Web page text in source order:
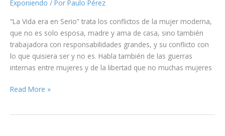
Exponiendo / Por Paulo Pérez
“La Vida era en Serio” trata los conflictos de la mujer moderna,
que no es solo esposa, madre y ama de casa, sino también
trabajadora con responsabilidades grandes, y su conflicto con
lo que quisiera ser y no es. Habla también de las guerras
internas entre mujeres y de la libertad que no muchas mujeres
EXPONIENDO:
Read More »